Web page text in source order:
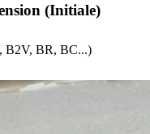
(Initiale)
B2V, BR, BC...)